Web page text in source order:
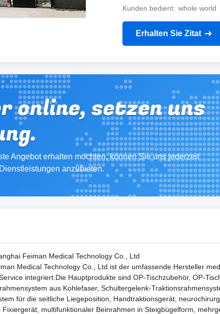
Kunden bedient
whole world
Erhalten Sie Zitat
online, setzen uns
Angebot erhalten möchten, können Sie uns jederzeit
anzubieten.
Feiman Medical Technology Co., Ltd
Medical Technology Co., Ltd ist der umfassende Hersteller
integriert.Die Hauptprodukte sind OP-Tischzubehör, OP-
aus Kohlefaser, Schultergelenk-
für die seitliche Liegeposition, Handtraktionsgerät,
Fixiergerät, multifunktionaler Beinrahmen in Steigbügelform,